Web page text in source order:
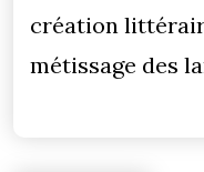
création
métissage des